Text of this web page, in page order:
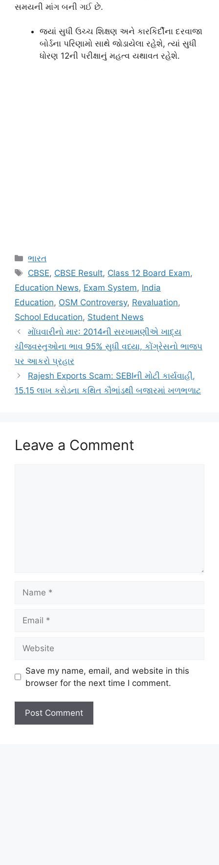
સમયની માંગ બની ગઈ છે.
જ્યાં સુધી ઉચ્ચ શિક્ષણ અને કારકિર્દીના દરવાજા
બોર્ડના પરિણામો સાથે જોડાયેલા રહેશે, ત્યાં સુધી
ધોરણ 12ની પરીક્ષાનું મહત્વ યથાવત રહેશે.
Categories
ભારત
Tags
CBSE, CBSE Result, Class 12 Board Exam,
Education News, Exam System, India
Education, OSM Controversy, Revaluation,
School Education, Student News
મોંઘવારીનો માર: 2014ની સરખામણીએ ખાદ્ય
ચીજવસ્તુઓના ભાવ 95% સુધી વધ્યા, કોંગ્રેસનો ભાજપ
પર આકરો પ્રહાર
Rajesh Exports Scam: SEBIની મોટી કાર્યવાહી,
15.15 લાખ કરોડના કથિત કૌભાંડથી બજારમાં ખળભળાટ
Leave a Comment
Save my name, email, and website in this
browser for the next time I comment.